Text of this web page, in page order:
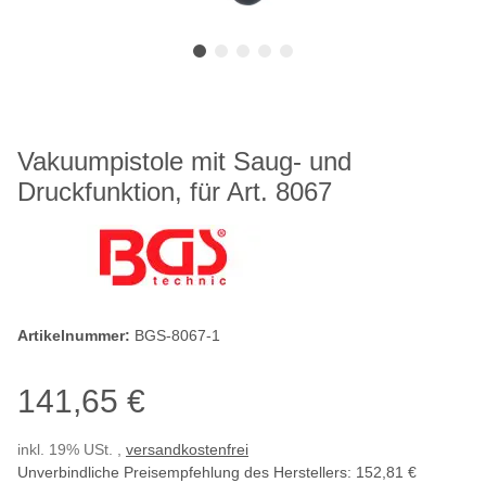
Vakuumpistole mit Saug- und
Druckfunktion, für Art. 8067
Artikelnummer: BGS-8067-1
141,65 €
inkl. 19% USt. , versandkostenfrei
Unverbindliche Preisempfehlung des Herstellers: 152,81 €